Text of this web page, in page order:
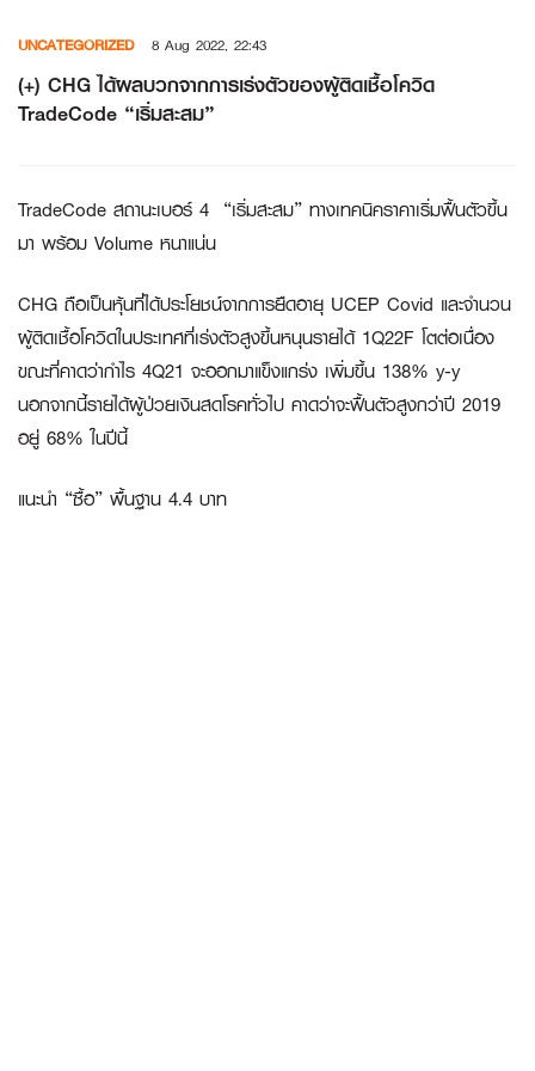
content
UNCATEGORIZED 8 Aug 2022, 22:43
(+) CHG ได้ผลบวกจากการเร่งตัวของผู้ติดเชื้อโควิด
TradeCode “เริ่มสะสม”
TradeCode สถานะเบอร์ 4 “เริ่มสะสม” ทางเทคนิคราคาเริ่มฟื้นตัวขึ้น
มา พร้อม Volume หนาแน่น
CHG ถือเป็นหุ้นที่ได้ประโยชน์จากการยืดอายุ UCEP Covid และจำนวน
ผู้ติดเชื้อโควิดในประเทศที่เร่งตัวสูงขึ้นหนุนรายได้ 1Q22F โตต่อเนื่อง
ขณะที่คาดว่ากำไร 4Q21 จะออกมาแข็งแกร่ง เพิ่มขึ้น 138% y-y
นอกจากนี้รายได้ผู้ป่วยเงินสดโรคทั่วไป คาดว่าจะฟื้นตัวสูงกว่าปี 2019
อยู่ 68% ในปีนี้
แนะนำ “ซื้อ” พื้นฐาน 4.4 บาท